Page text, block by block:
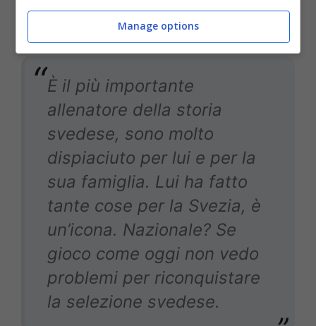
SuSven-Göran Eriksson
È il più importante
allenatore della storia
svedese, sono molto
dispiaciuto per lui e per la
sua famiglia. Lui ha fatto
tante cose per la Svezia, è
un’icona. Nazionale? Se
gioco come oggi non vedo
problemi per riconquistare
la selezione svedese.
Manage options